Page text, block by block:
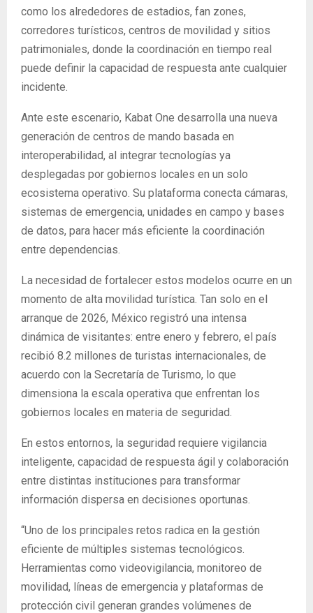
como los alrededores de estadios, fan zones,
corredores turísticos, centros de movilidad y sitios
patrimoniales, donde la coordinación en tiempo real
puede definir la capacidad de respuesta ante cualquier
incidente.
Ante este escenario, Kabat One desarrolla una nueva
generación de centros de mando basada en
interoperabilidad, al integrar tecnologías ya
desplegadas por gobiernos locales en un solo
ecosistema operativo. Su plataforma conecta cámaras,
sistemas de emergencia, unidades en campo y bases
de datos, para hacer más eficiente la coordinación
entre dependencias.
La necesidad de fortalecer estos modelos ocurre en un
momento de alta movilidad turística. Tan solo en el
arranque de 2026, México registró una intensa
dinámica de visitantes: entre enero y febrero, el país
recibió 8.2 millones de turistas internacionales, de
acuerdo con la Secretaría de Turismo, lo que
dimensiona la escala operativa que enfrentan los
gobiernos locales en materia de seguridad.
En estos entornos, la seguridad requiere vigilancia
inteligente, capacidad de respuesta ágil y colaboración
entre distintas instituciones para transformar
información dispersa en decisiones oportunas.
“Uno de los principales retos radica en la gestión
eficiente de múltiples sistemas tecnológicos.
Herramientas como videovigilancia, monitoreo de
movilidad, líneas de emergencia y plataformas de
protección civil generan grandes volúmenes de